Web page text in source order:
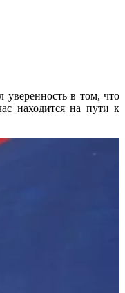
уверенность в том, что
находится на пути к